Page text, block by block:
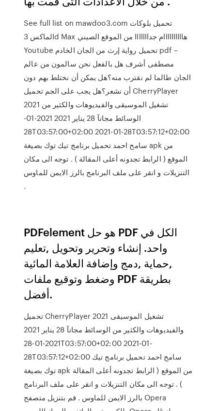
See full list on mawdoo3.com تحميل بلوكات
الماكس 3d Max هاااااااااام جدااااااا من الموقع الصيني
Youtube تحميل رواية إرث من الجان الخادم pdf –
مصطفى أشرف هل بالفعل نحن سالمون من عالم
الجان طالما لم نقترب منه؟هل يمكن أن نختلط بهم دون
أن نشعر؟هل يجب على الجم تحميل CherryPlayer
2021 تشغيل الموسيقى والفيديوهات والكثير من
الوسائط مجانآ 28 يناير 2021 2021-01-
28T03:57:00+02:00 2021-01-28T03:57:12+02:00
سامح احمد تحميل برنامج تيك توك بصيغة apk من
الموقع ( الرابط تجدونه أعلى المقالة ) . توجه الى مكان
التنزيلات و انقر على ملف البرنامج بالرز الايمن للماوس
.
PDFelement هو حل PDF الكل في
واحد. إنشاء وتحرير وتحويل ,تعليم
,حماية ,دمج وإضافة العلامة المائية
وضغط وتوقيع ملفات PDF بطريقة
أفضل.
تحميل CherryPlayer 2021 تشغيل الموسيقى
والفيديوهات والكثير من الوسائط مجانآ 28 يناير 2021
2021-01-28T03:57:00+02:00 2021-01-
28T03:57:12+02:00 سامح احمد تحميل برنامج تيك
توك بصيغة apk من الموقع ( الرابط تجدونه أعلى المقالة
) . توجه الى مكان التنزيلات و انقر على ملف البرنامج
بالرز الايمن للماوس . قم بتنزيل متصفح Opera